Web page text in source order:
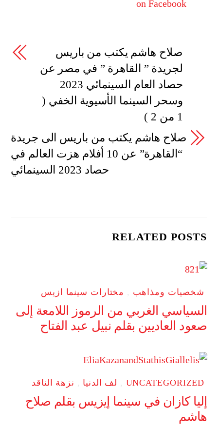
on Facebook
صلاح هاشم يكتب من باريس
لجريدة ” القاهرة ” في مصر عن
حصاد العام السينمائي 2023
وسحر السينما الأسيوية الخفي (
1 من 2 )
صلاح هاشم يكتب من باريس الى جريدة
“القاهرة” عن 10 أفلام هزت العالم في
حصاد 2023 السينمائي
RELATED POSTS
شخصيات ومذاهب , مختارات سينما ازيس
السياسي الغربي من الرموز اللامعة إلى
صعود العاديين بقلم نبيل عبد الفتاح
UNCATEGORIZED
, لف الدنيا , نزهة الناقد
إليا كازان في سينما إيزيس بقلم صلاح
هاشم